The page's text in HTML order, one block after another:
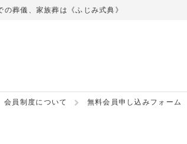
葬儀、家族葬は《ふじみ式典》
会員制度について 無料会員申し込みフォーム